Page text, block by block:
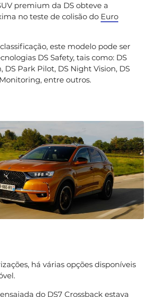
premium da DS obteve a
no teste de colisão do Euro
este modelo pode ser
DS Safety, tais como: DS
DS Park Pilot, DS Night Vision, DS
entre outros.
há várias opções disponíveis
do DS7 Crossback estava